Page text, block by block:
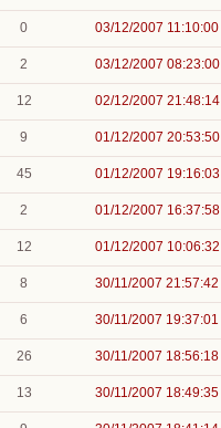
0 03/12/2007 11:10:00
2 03/12/2007 08:23:00
12 02/12/2007 21:48:14
9 01/12/2007 20:53:50
45 01/12/2007 19:16:03
2 01/12/2007 16:37:58
12 01/12/2007 10:06:32
8 30/11/2007 21:57:42
6 30/11/2007 19:37:01
26 30/11/2007 18:56:18
13 30/11/2007 18:49:35